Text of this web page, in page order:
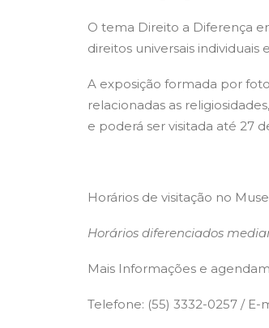
O tema Direito a Diferença
direitos universais individuais
A exposição formada por
relacionadas as
e poderá ser visitada até 27
Horários de visitação no
Horários diferenciados
Mais Informações e
Telefone: (55) 3332-0257 / E-